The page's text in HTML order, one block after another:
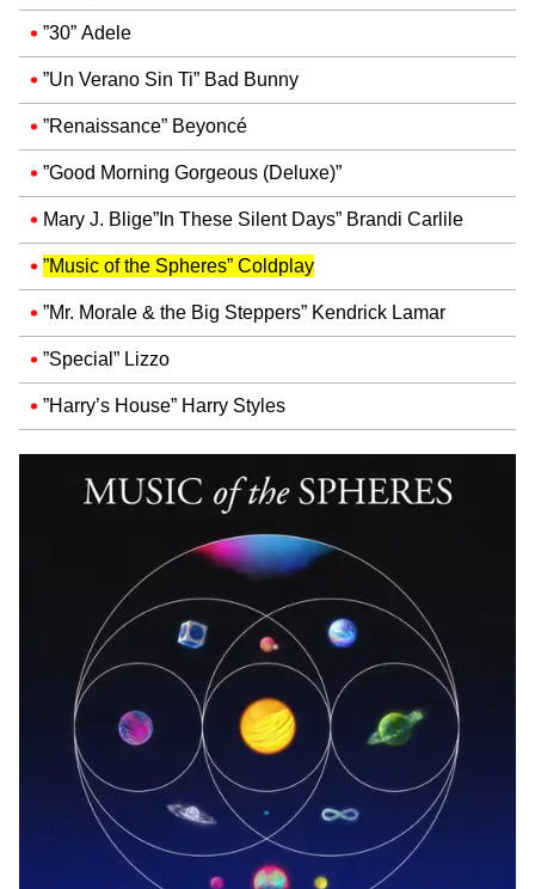
”30” Adele
”Un Verano Sin Ti” Bad Bunny
”Renaissance” Beyoncé
”Good Morning Gorgeous (Deluxe)”
Mary J. Blige”In These Silent Days” Brandi Carlile
”Music of the Spheres” Coldplay
”Mr. Morale & the Big Steppers” Kendrick Lamar
”Special” Lizzo
”Harry’s House” Harry Styles